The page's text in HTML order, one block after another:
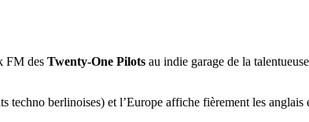
FM des Twenty-One Pilots au indie garage de la talentueuse
techno berlinoises) et l’Europe affiche fièrement les anglais